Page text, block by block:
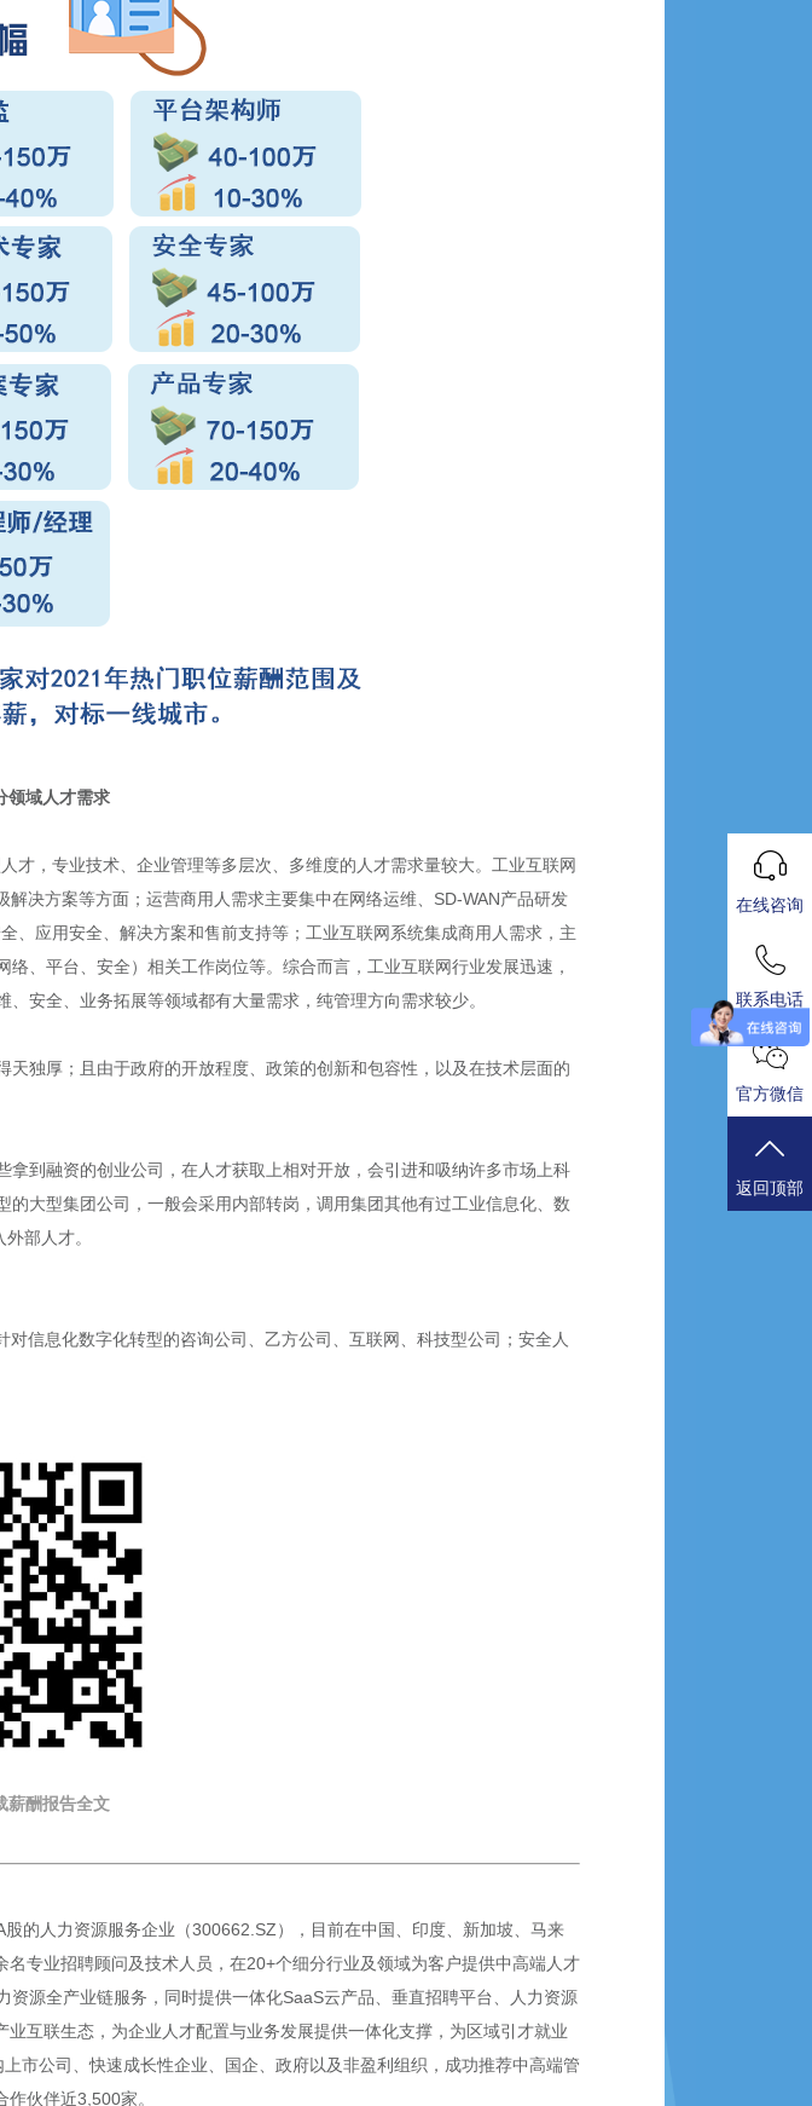
领域人才需求
，专业技术、企业管理等多层次、多维度的人才需求量较大。工业互联网
决方案等方面；运营商用人需求主要集中在网络运维、SD-WAN产品研发
、应用安全、解决方案和售前支持等；工业互联网系统集成商用人需求，主
、平台、安全）相关工作岗位等。综合而言，工业互联网行业发展迅速，
安全、业务拓展等领域都有大量需求，纯管理方向需求较少。
独厚；且由于政府的开放程度、政策的创新和包容性，以及在技术层面的
到融资的创业公司，在人才获取上相对开放，会引进和吸纳许多市场上科
大型集团公司，一般会采用内部转岗，调用集团其他有过工业信息化、数
部人才。
信息化数字化转型的咨询公司、乙方公司、互联网、科技型公司；安全人
薪酬报告全文
的人力资源服务企业（300662.SZ），目前在中国、印度、新加坡、马来
专业招聘顾问及技术人员，在20+个细分行业及领域为客户提供中高端人才
源全产业链服务，同时提供一体化SaaS云产品、垂直招聘平台、人力资源
互联生态，为企业人才配置与业务发展提供一体化支撑，为区域引才就业
市公司、快速成长性企业、国企、政府以及非盈利组织，成功推荐中高端管
伙伴近3,500家。
在线咨询
联系电话
官方微信
返回顶部